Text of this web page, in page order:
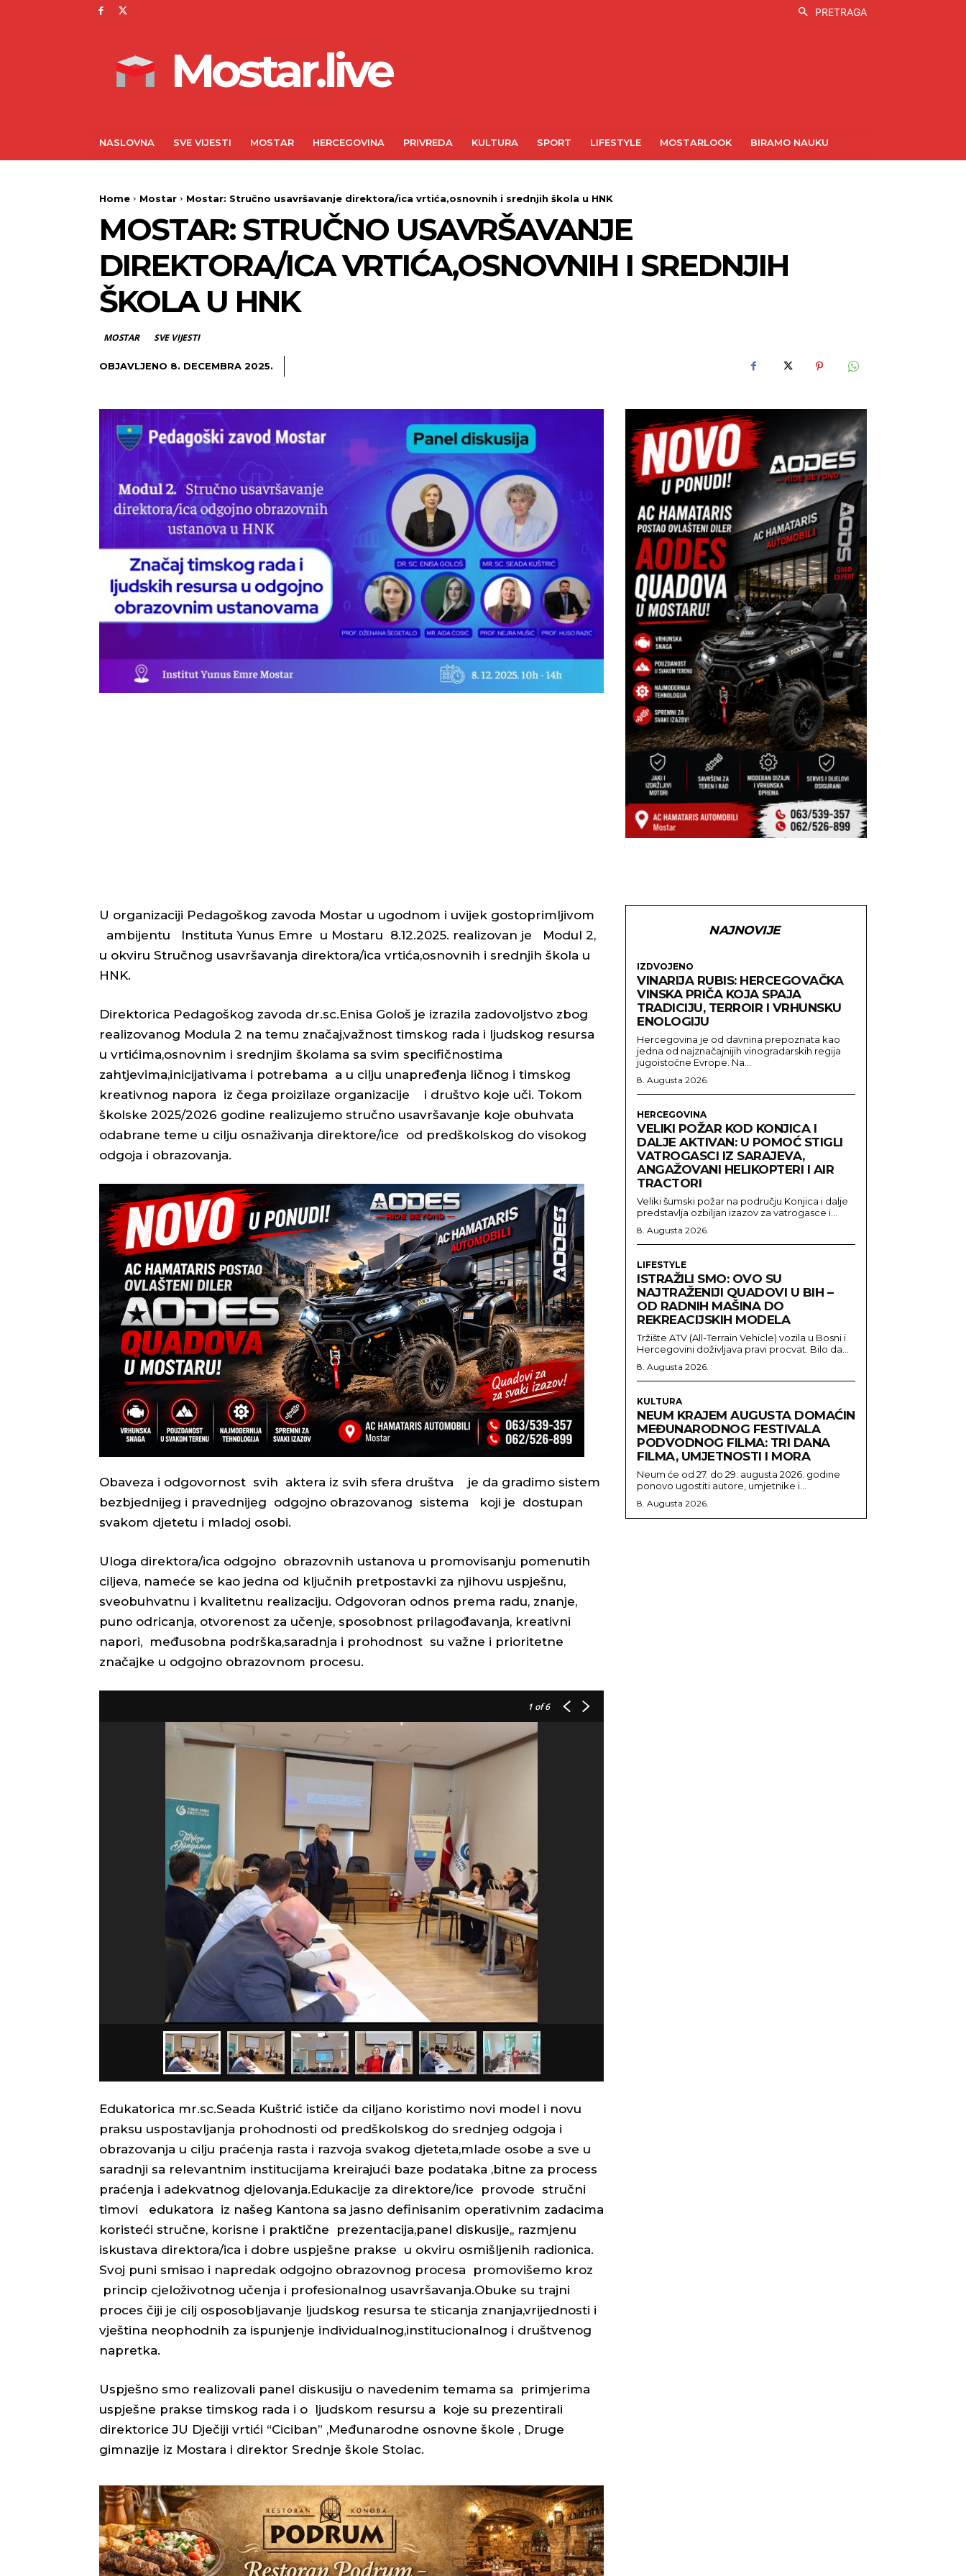
PRETRAGA
Mostar.live
NASLOVNA SVE VIJESTI MOSTAR HERCEGOVINA PRIVREDA KULTURA SPORT LIFESTYLE MOSTARLOOK BIRAMO NAUKU
Home Mostar Mostar: Stručno usavršavanje direktora/ica vrtića,osnovnih i srednjih škola u HNK
MOSTAR: STRUČNO USAVRŠAVANJE
DIREKTORA/ICA VRTIĆA,OSNOVNIH I SREDNJIH
ŠKOLA U HNK
MOSTAR SVE VIJESTI
OBJAVLJENO 8. DECEMBRA 2025.
U organizaciji Pedagoškog zavoda Mostar u ugodnom i uvijek gostoprimljivom
ambijentu Instituta Yunus Emre u Mostaru 8.12.2025. realizovan je Modul 2,
u okviru Stručnog usavršavanja direktora/ica vrtića,osnovnih i srednjih škola u
HNK.
Direktorica Pedagoškog zavoda dr.sc.Enisa Gološ je izrazila zadovoljstvo zbog
realizovanog Modula 2 na temu značaj,važnost timskog rada i ljudskog resursa
u vrtićima,osnovnim i srednjim školama sa svim specifičnostima
zahtjevima,inicijativama i potrebama a u cilju unapređenja ličnog i timskog
kreativnog napora iz čega proizilaze organizacije i društvo koje uči. Tokom
školske 2025/2026 godine realizujemo stručno usavršavanje koje obuhvata
odabrane teme u cilju osnaživanja direktore/ice od predškolskog do visokog
odgoja i obrazovanja.
Obaveza i odgovornost svih aktera iz svih sfera društva je da gradimo sistem
bezbjednijeg i pravednijeg odgojno obrazovanog sistema koji je dostupan
svakom djetetu i mladoj osobi.
Uloga direktora/ica odgojno obrazovnih ustanova u promovisanju pomenutih
ciljeva, nameće se kao jedna od ključnih pretpostavki za njihovu uspješnu,
sveobuhvatnu i kvalitetnu realizaciju. Odgovoran odnos prema radu, znanje,
puno odricanja, otvorenost za učenje, sposobnost prilagođavanja, kreativni
napori, međusobna podrška,saradnja i prohodnost su važne i prioritetne
značajke u odgojno obrazovnom procesu.
1 of 6
Edukatorica mr.sc.Seada Kuštrić ističe da ciljano koristimo novi model i novu
praksu uspostavljanja prohodnosti od predškolskog do srednjeg odgoja i
obrazovanja u cilju praćenja rasta i razvoja svakog djeteta,mlade osobe a sve u
saradnji sa relevantnim institucijama kreirajući baze podataka ,bitne za process
praćenja i adekvatnog djelovanja.Edukacije za direktore/ice provode stručni
timovi edukatora iz našeg Kantona sa jasno definisanim operativnim zadacima
koristeći stručne, korisne i praktične prezentacija,panel diskusije,, razmjenu
iskustava direktora/ica i dobre uspješne prakse u okviru osmišljenih radionica.
Svoj puni smisao i napredak odgojno obrazovnog procesa promovišemo kroz
princip cjeloživotnog učenja i profesionalnog usavršavanja.Obuke su trajni
proces čiji je cilj osposobljavanje ljudskog resursa te sticanja znanja,vrijednosti i
vještina neophodnih za ispunjenje individualnog,institucionalnog i društvenog
napretka.
Uspješno smo realizovali panel diskusiju o navedenim temama sa primjerima
uspješne prakse timskog rada i o ljudskom resursu a koje su prezentirali
direktorice JU Dječiji vrtići “Ciciban” ,Međunarodne osnovne škole , Druge
gimnazije iz Mostara i direktor Srednje škole Stolac.
NAJNOVIJE
IZDVOJENO
VINARIJA RUBIS: HERCEGOVAČKA
VINSKA PRIČA KOJA SPAJA
TRADICIJU, TERROIR I VRHUNSKU
ENOLOGIJU
Hercegovina je od davnina prepoznata kao
jedna od najznačajnijih vinogradarskih regija
jugoistočne Evrope. Na...
8. Augusta 2026.
HERCEGOVINA
VELIKI POŽAR KOD KONJICA I
DALJE AKTIVAN: U POMOĆ STIGLI
VATROGASCI IZ SARAJEVA,
ANGAŽOVANI HELIKOPTERI I AIR
TRACTORI
Veliki šumski požar na području Konjica i dalje
predstavlja ozbiljan izazov za vatrogasce i...
8. Augusta 2026.
LIFESTYLE
ISTRAŽILI SMO: OVO SU
NAJTRAŽENIJI QUADOVI U BIH –
OD RADNIH MAŠINA DO
REKREACIJSKIH MODELA
Tržište ATV (All-Terrain Vehicle) vozila u Bosni i
Hercegovini doživljava pravi procvat. Bilo da...
8. Augusta 2026.
KULTURA
NEUM KRAJEM AUGUSTA DOMAĆIN
MEĐUNARODNOG FESTIVALA
PODVODNOG FILMA: TRI DANA
FILMA, UMJETNOSTI I MORA
Neum će od 27. do 29. augusta 2026. godine
ponovo ugostiti autore, umjetnike i...
8. Augusta 2026.